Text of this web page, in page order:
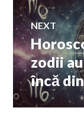
NEXT
Next
post:
zodii
încă